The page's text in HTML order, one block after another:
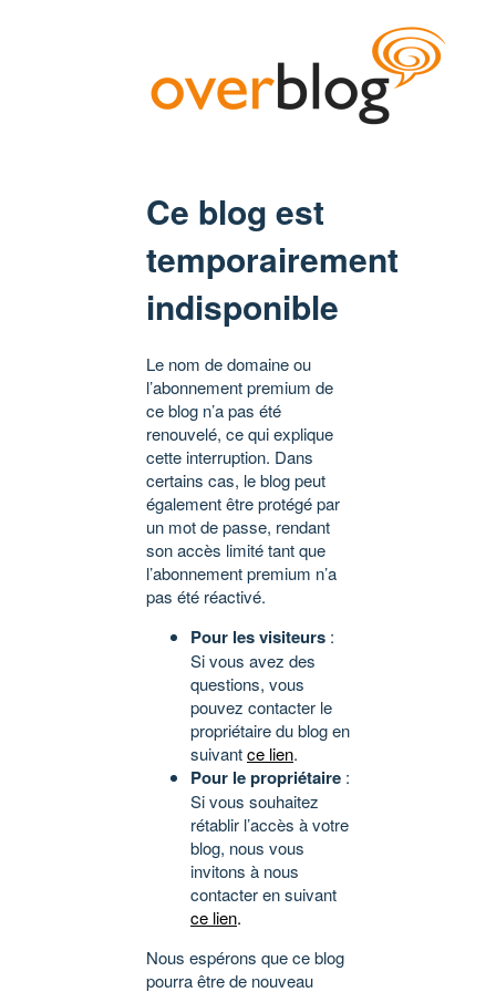
Ce blog est
temporairement
indisponible
Le nom de domaine ou
l’abonnement premium de
ce blog n’a pas été
renouvelé, ce qui explique
cette interruption. Dans
certains cas, le blog peut
également être protégé par
un mot de passe, rendant
son accès limité tant que
l’abonnement premium n’a
pas été réactivé.
Pour les visiteurs :
Si vous avez des
questions, vous
pouvez contacter le
propriétaire du blog en
suivantce lien.
Pour le propriétaire :
Si vous souhaitez
rétablir l’accès à votre
blog, nous vous
invitons à nous
contacter en suivant
ce lien.
Nous espérons que ce blog
pourra être de nouveau